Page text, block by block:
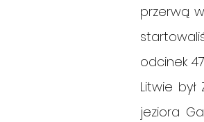
przerwą
odcinek
Litwie
jeziora